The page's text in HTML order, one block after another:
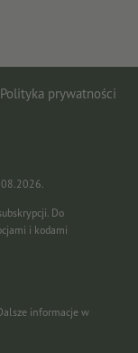
Polityka prywatności
Do
i kodami
informacje w